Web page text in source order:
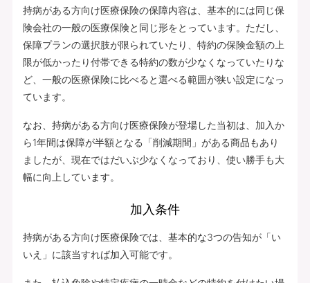
持病がある方向け医療保険の保障内容は、基本的には同じ保
険会社の一般の医療保険と同じ形をとっています。ただし、
保障プランの選択肢が限られていたり、特約の保険金額の上
限が低かったり付帯できる特約の数が少なくなっていたりな
ど、一般の医療保険に比べると選べる範囲が狭い設定になっ
ています。
なお、持病がある方向け医療保険が登場した当初は、加入か
ら1年間は保障が半額となる「削減期間」がある商品もあり
ましたが、現在ではだいぶ少なくなっており、使い勝手も大
幅に向上しています。
加入条件
持病がある方向け医療保険では、基本的な3つの告知が「い
いえ」に該当すれば加入可能です。